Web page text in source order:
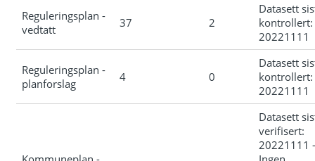
Reguleringsplan -
vedtatt
37 2
Datasett
kontrollert:
20221111
Reguleringsplan -
planforslag
4 0
Datasett
kontrollert:
20221111
Datasett
verifisert:
20221111 -